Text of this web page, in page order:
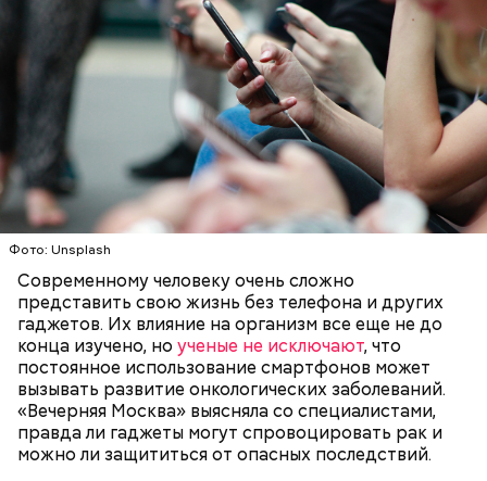
Фото: Unsplash
Современному человеку очень сложно
представить свою жизнь без телефона и других
гаджетов. Их влияние на организм все еще не до
конца изучено, но ученые не исключают, что
постоянное использование смартфонов может
вызывать развитие онкологических заболеваний.
«Вечерняя Москва» выясняла со специалистами,
правда ли гаджеты могут спровоцировать рак и
можно ли защититься от опасных последствий.
кабачок;
брынза;
растительное масло;
помидоры черри либо грунтовые.
беременным, кормящим женщинам;
людям с ослабленной иммунной системой;
пожилым;
детям.
нитратов, которое вызовет головокружение,
гипоксию и ухудшение физического состояния, —
предостерегла Соломатина.